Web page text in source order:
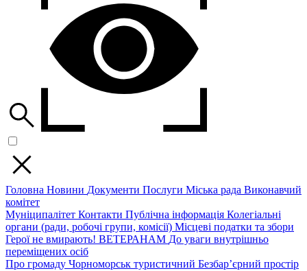
Головна Новини Документи Послуги Міська рада Виконавчий
комітет
Муніципалітет Контакти Публічна інформація Колегіальні
органи (ради, робочі групи, комісії) Місцеві податки та збори
Герої не вмирають! ВЕТЕРАНАМ До уваги внутрішньо
переміщених осіб
Про громаду Чорноморськ туристичний Безбар’єрний простір